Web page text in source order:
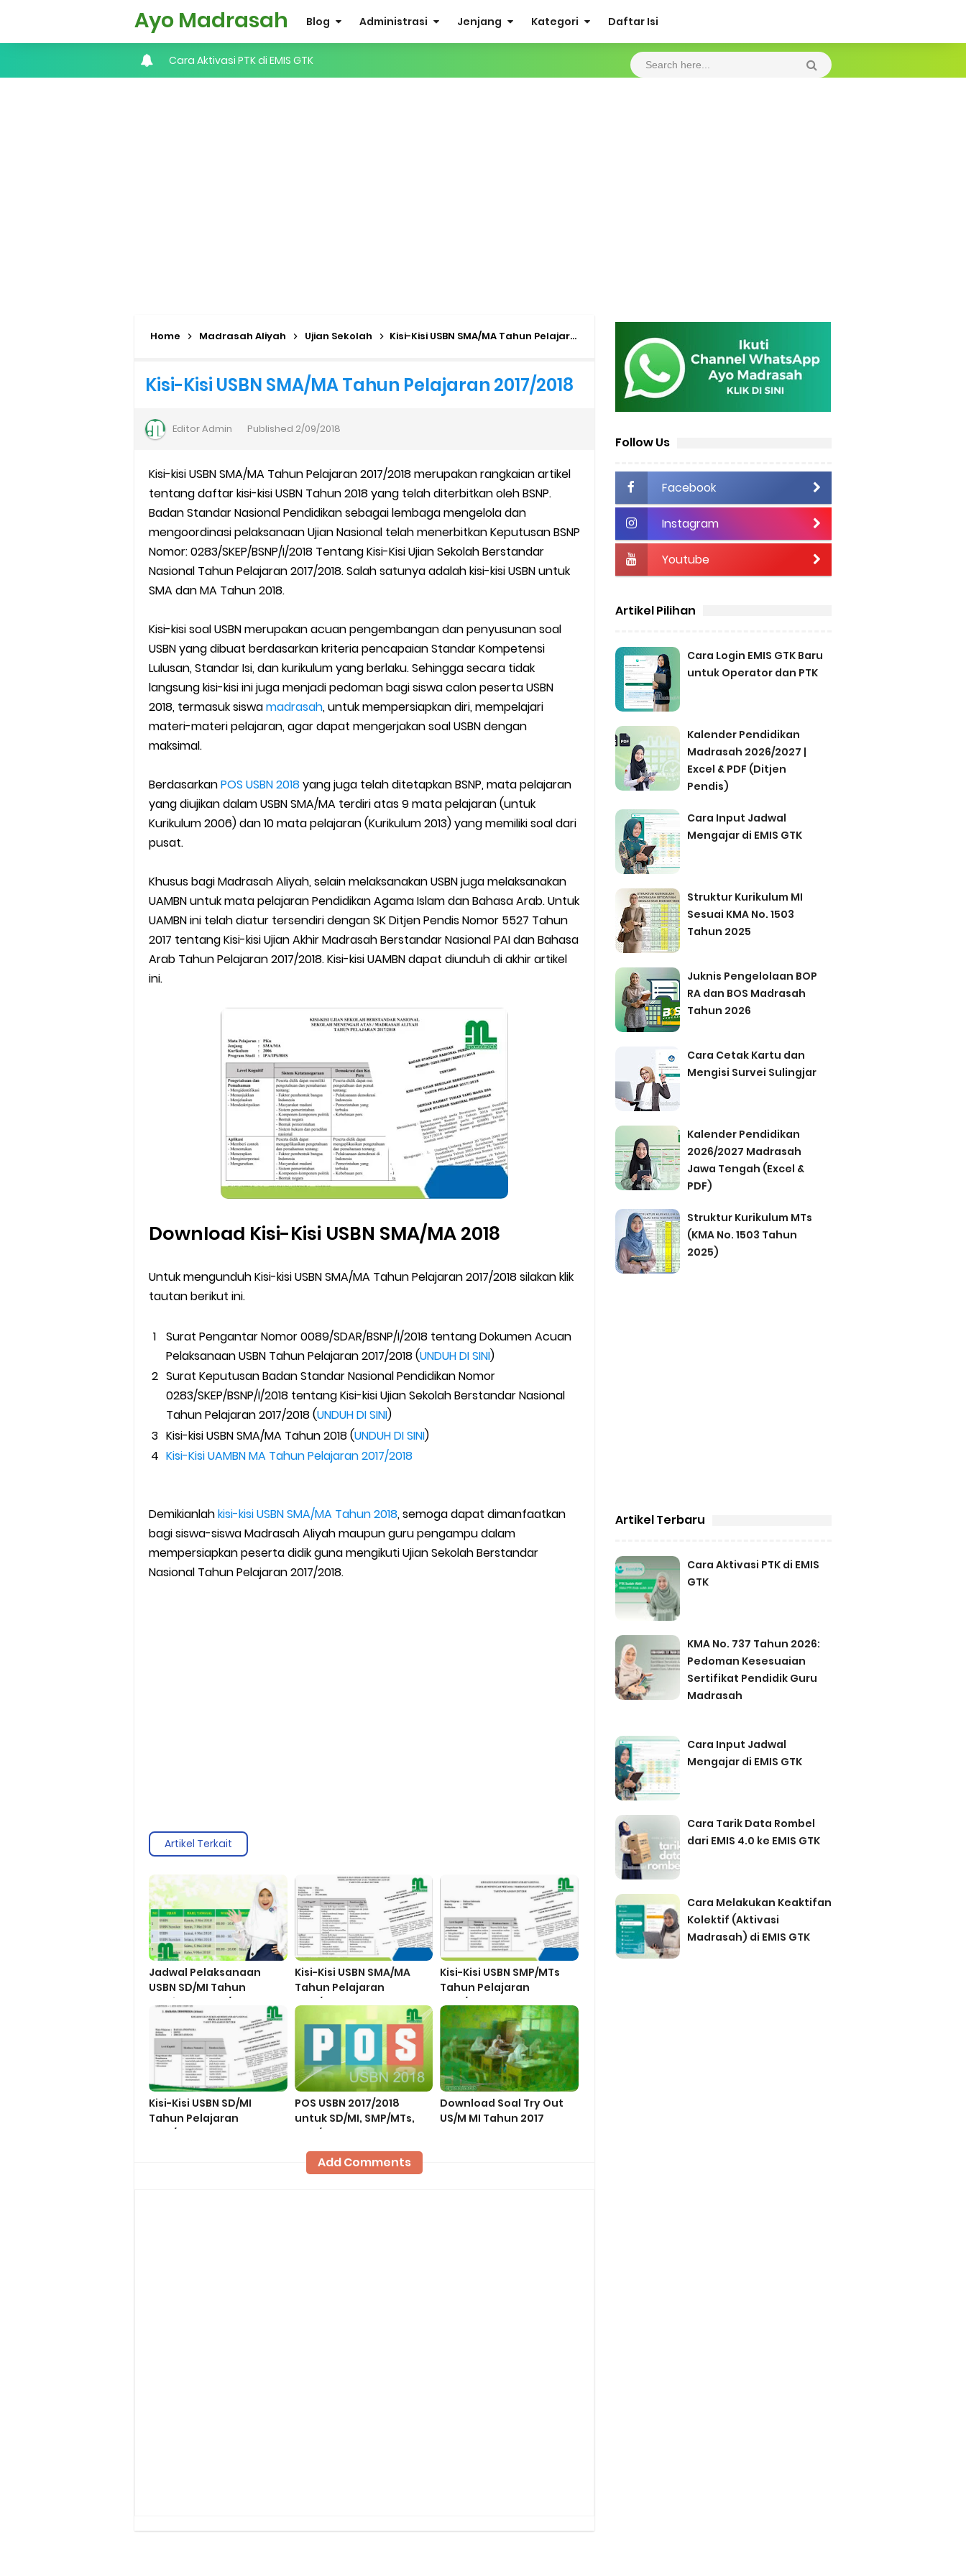
Ayo Madrasah Blog Administrasi Jenjang Kategori Daftar Isi
KMA No. 737 Tahun 2026: Pedoman Kesesuaian Sertifikat Pendidik Guru Madrasah
Cara Daftar Pelatihan AI Gemini Academy
Daftar Penerima PIP MI, MTs, dan MA Tahap I 2026
Solusi Agar Valid Rapor & Status Verval di PDUM Tercentang Hijau
TKA Susulan jenjang SD/MI dan SMP/MTs
Cara Mengajukan Tunjangan Insentif di EMIS-GTK Baru
Ajuan Tunjangan Insentif Guru dan Tenaga Kependidikan di Madrasah
SEB Upacara Bendera di Sekolah dan Madrasah
Cara Install Aplikasi Exam Browser Client TKA 2026
Juknis Pembayaran TPG Guru Madrasah 2026
Pelatihan MOOC Pintar Kemenag Periode Maret 2026
Edaran Penyaluran BOP RA & BOS Madrasah Tahap I Tahun 2026
Yang Dilakukan Proktor Sebelum Simulasi TKA
Cara Aktivasi PTK di EMIS GTK
Friday, 7 August
Home Madrasah Aliyah Ujian Sekolah Kisi-Kisi USBN SMA/MA Tahun Pelajaran 2017/2018
Kisi-Kisi USBN SMA/MA Tahun Pelajaran 2017/2018
EditorAdmin Published 2/09/2018
Kisi-kisi USBN SMA/MA Tahun Pelajaran 2017/2018 merupakan rangkaian artikel
tentang daftar kisi-kisi USBN Tahun 2018 yang telah diterbitkan oleh BSNP.
Badan Standar Nasional Pendidikan sebagai lembaga mengelola dan
mengoordinasi pelaksanaan Ujian Nasional telah menerbitkan Keputusan BSNP
Nomor: 0283/SKEP/BSNP/I/2018 Tentang Kisi-Kisi Ujian Sekolah Berstandar
Nasional Tahun Pelajaran 2017/2018. Salah satunya adalah kisi-kisi USBN untuk
SMA dan MA Tahun 2018.
Kisi-kisi soal USBN merupakan acuan pengembangan dan penyusunan soal
USBN yang dibuat berdasarkan kriteria pencapaian Standar Kompetensi
Lulusan, Standar Isi, dan kurikulum yang berlaku. Sehingga secara tidak
langsung kisi-kisi ini juga menjadi pedoman bagi siswa calon peserta USBN
2018, termasuk siswamadrasah, untuk mempersiapkan diri, mempelajari
materi-materi pelajaran, agar dapat mengerjakan soal USBN dengan
maksimal.
BerdasarkanPOS USBN 2018yang juga telah ditetapkan BSNP, mata pelajaran
yang diujikan dalam USBN SMA/MA terdiri atas 9 mata pelajaran (untuk
Kurikulum 2006) dan 10 mata pelajaran (Kurikulum 2013) yang memiliki soal dari
pusat.
Khusus bagi Madrasah Aliyah, selain melaksanakan USBN juga melaksanakan
UAMBN untuk mata pelajaran Pendidikan Agama Islam dan Bahasa Arab. Untuk
UAMBN ini telah diatur tersendiri dengan SK Ditjen Pendis Nomor 5527 Tahun
2017 tentang Kisi-kisi Ujian Akhir Madrasah Berstandar Nasional PAI dan Bahasa
Arab Tahun Pelajaran 2017/2018. Kisi-kisi UAMBN dapat diunduh di akhir artikel
ini.
Download Kisi-Kisi USBN SMA/MA 2018
Untuk mengunduh Kisi-kisi USBN SMA/MA Tahun Pelajaran 2017/2018 silakan klik
tautan berikut ini.
Surat Pengantar Nomor 0089/SDAR/BSNP/I/2018 tentang Dokumen Acuan
Pelaksanaan USBN Tahun Pelajaran 2017/2018 (UNDUH DI SINI)
Surat Keputusan Badan Standar Nasional Pendidikan Nomor
0283/SKEP/BSNP/I/2018 tentang Kisi-kisi Ujian Sekolah Berstandar Nasional
Tahun Pelajaran 2017/2018 (UNDUH DI SINI)
Kisi-kisi USBN SMA/MA Tahun 2018 (UNDUH DI SINI)
Kisi-Kisi UAMBN MA Tahun Pelajaran 2017/2018
Demikianlahkisi-kisi USBN SMA/MA Tahun 2018, semoga dapat dimanfaatkan
bagi siswa-siswa Madrasah Aliyah maupun guru pengampu dalam
mempersiapkan peserta didik guna mengikuti Ujian Sekolah Berstandar
Nasional Tahun Pelajaran 2017/2018.
Artikel Terkait
Jadwal Pelaksanaan
USBN SD/MI Tahun
Pelajaran 2017/2018
Kisi-Kisi USBN SMA/MA
Tahun Pelajaran
2017/2018
Kisi-Kisi USBN SMP/MTs
Tahun Pelajaran
2017/2018
Kisi-Kisi USBN SD/MI
Tahun Pelajaran
2017/2018
POS USBN 2017/2018
untuk SD/MI, SMP/MTs,
SMA/MA, SMK
Download Soal Try Out
US/M MI Tahun 2017
Add Comments
Follow Us
Facebook
Instagram
Youtube
Artikel Pilihan
Cara Login EMIS GTK Baru
untuk Operator dan PTK
Kalender Pendidikan
Madrasah 2026/2027 |
Excel & PDF (Ditjen
Pendis)
Cara Input Jadwal
Mengajar di EMIS GTK
Struktur Kurikulum MI
Sesuai KMA No. 1503
Tahun 2025
Juknis Pengelolaan BOP
RA dan BOS Madrasah
Tahun 2026
Cara Cetak Kartu dan
Mengisi Survei Sulingjar
Kalender Pendidikan
2026/2027 Madrasah
Jawa Tengah (Excel &
PDF)
Struktur Kurikulum MTs
(KMA No. 1503 Tahun
2025)
Artikel Terbaru
Cara Aktivasi PTK di EMIS
GTK
KMA No. 737 Tahun 2026:
Pedoman Kesesuaian
Sertifikat Pendidik Guru
Madrasah
Cara Input Jadwal
Mengajar di EMIS GTK
Cara Tarik Data Rombel
dari EMIS 4.0 ke EMIS GTK
Cara Melakukan Keaktifan
Kolektif (Aktivasi
Madrasah) di EMIS GTK